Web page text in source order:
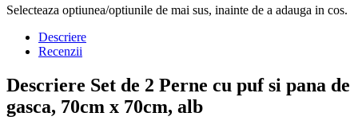
Selecteaza optiunea/optiunile de mai sus, inainte de a adauga in cos.
Descriere
Recenzii
Descriere Set de 2 Perne cu puf si pana de
gasca, 70cm x 70cm, alb